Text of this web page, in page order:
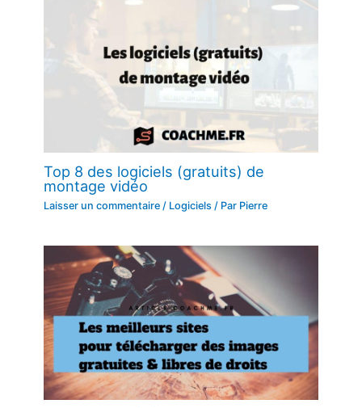
Top 8 des logiciels (gratuits) de
montage vidéo
Laisser un commentaire / Logiciels / Par Pierre